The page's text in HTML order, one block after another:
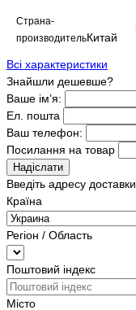
Страна-
производительКитай
Всі характеристики
Знайшли дешевше?
Ваше ім’я:
Ел. пошта
Ваш телефон:
Посилання на товар
Надіслати
Введіть адресу доставки
Країна
Регіон / Область
Поштовий індекс
Місто